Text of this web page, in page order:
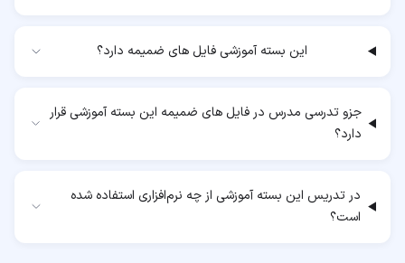
این بسته آموزشی فایل های ضمیمه دارد؟
جزو تدرسی مدرس در فایل های ضمیمه این بسته آموزشی قرار
دارد؟
در تدریس این بسته آموزشی از چه نرم‌افزاری استفاده شده
است؟